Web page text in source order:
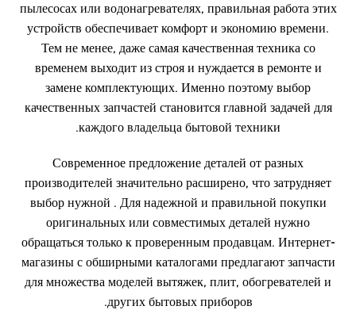
пылесосах или водонагревателях, правильная работа этих
устройств обеспечивает комфорт и экономию времени.
Тем не менее, даже самая качественная техника со
временем выходит из строя и нуждается в ремонте и
замене комплектующих. Именно поэтому выбор
качественных запчастей становится главной задачей для
каждого владельца бытовой техники.
Современное предложение деталей от разных
производителей значительно расширено, что затрудняет
выбор нужной . Для надежной и правильной покупки
оригинальных или совместимых деталей нужно
обращаться только к проверенным продавцам. Интернет-
магазины с обширными каталогами предлагают запчасти
для множества моделей вытяжек, плит, обогревателей и
других бытовых приборов.